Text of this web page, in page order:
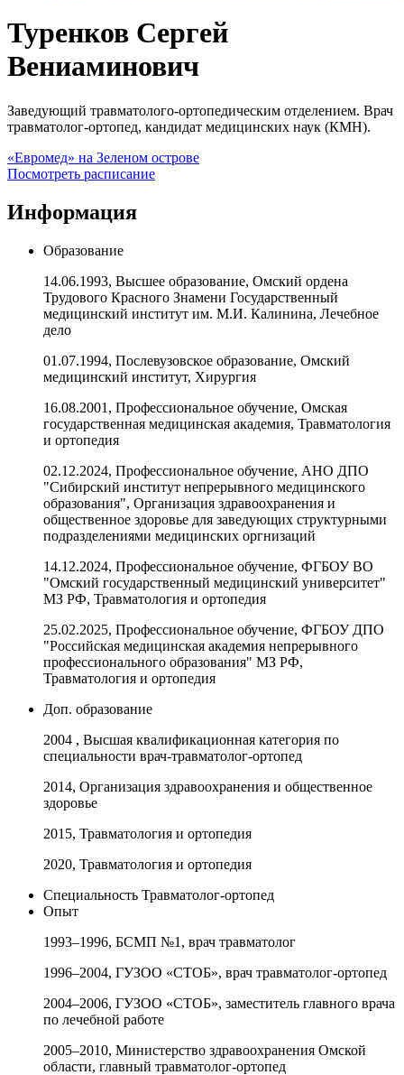
Туренков Сергей
Вениаминович
Заведующий травматолого-ортопедическим отделением. Врач
травматолог-ортопед, кандидат медицинских наук (КМН).
«Евромед» на Зеленом острове
Посмотреть расписание
Информация
Образование
14.06.1993, Высшее образование, Омский ордена
Трудового Красного Знамени Государственный
медицинский институт им. М.И. Калинина, Лечебное
дело
01.07.1994, Послевузовское образование, Омский
медицинский институт, Хирургия
16.08.2001, Профессиональное обучение, Омская
государственная медицинская академия, Травматология
и ортопедия
02.12.2024, Профессиональное обучение, АНО ДПО
"Сибирский институт непрерывного медицинского
образования", Организация здравоохранения и
общественное здоровье для заведующих структурными
подразделениями медицинских оргнизаций
14.12.2024, Профессиональное обучение, ФГБОУ ВО
"Омский государственный медицинский университет"
МЗ РФ, Травматология и ортопедия
25.02.2025, Профессиональное обучение, ФГБОУ ДПО
"Российская медицинская академия непрерывного
профессионального образования" МЗ РФ,
Травматология и ортопедия
Доп. образование
2004 , Высшая квалификационная категория по
специальности врач-травматолог-ортопед
2014, Организация здравоохранения и общественное
здоровье
2015, Травматология и ортопедия
2020, Травматология и ортопедия
Специальность Травматолог-ортопед
Опыт
1993–1996, БСМП №1, врач травматолог
1996–2004, ГУЗОО «СТОБ», врач травматолог-ортопед
2004–2006, ГУЗОО «СТОБ», заместитель главного врача
по лечебной работе
2005–2010, Министерство здравоохранения Омской
области, главный травматолог-ортопед